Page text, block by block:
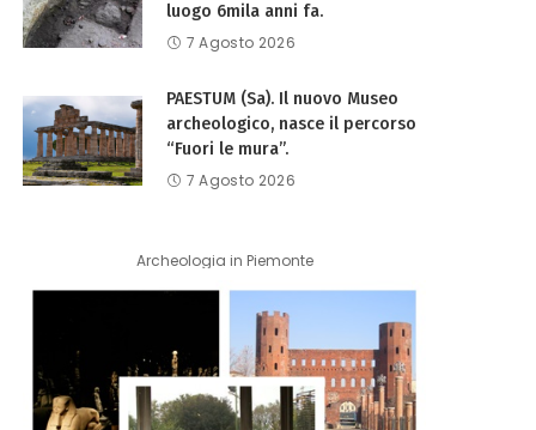
luogo 6mila anni fa.
7 Agosto 2026
PAESTUM (Sa). Il nuovo Museo
archeologico, nasce il percorso
“Fuori le mura”.
7 Agosto 2026
Archeologia in Piemonte